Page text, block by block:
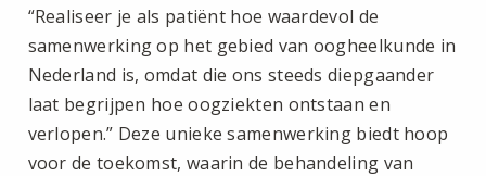
“Realiseer je als patiënt hoe waardevol de
samenwerking op het gebied van oogheelkunde in
Nederland is, omdat die ons steeds diepgaander
laat begrijpen hoe oogziekten ontstaan en
verlopen.” Deze unieke samenwerking biedt hoop
voor de toekomst, waarin de behandeling van